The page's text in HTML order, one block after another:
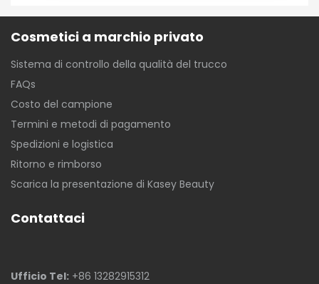
Cosmetici a marchio privato
Sistema di controllo della qualità del trucco
FAQs
Costo del campione
Termini e metodi di pagamento
Spedizioni e logistica
Ritorno e rimborso
Scarica la presentazione di Kasey Beauty
Contattaci
Ufficio Tel: +86 13282915312